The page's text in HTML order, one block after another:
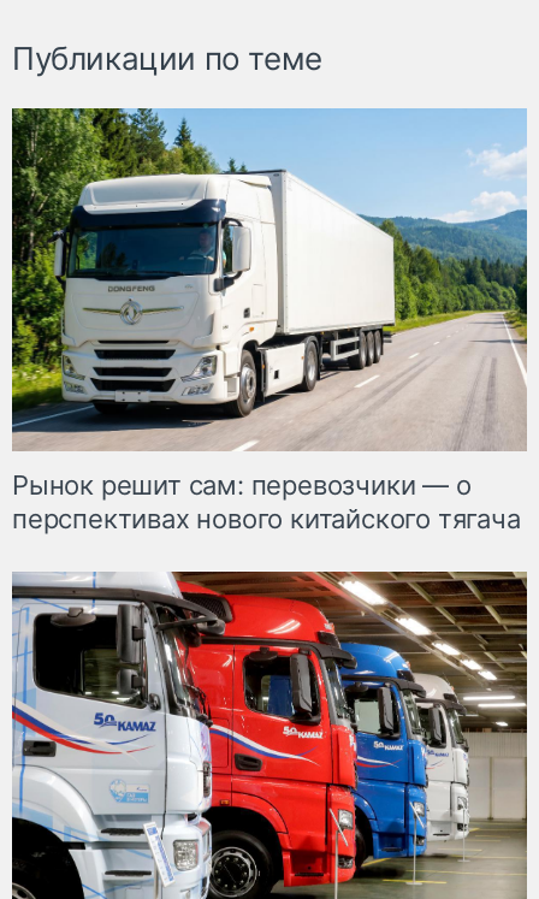
Публикации по теме
Рынок решит сам: перевозчики — о
перспективах нового китайского тягача